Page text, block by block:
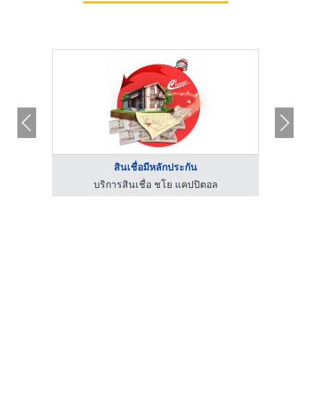
สินเชื่อมีหลักประกัน
บริการสินเชื่อ ชโย แคปปิตอล